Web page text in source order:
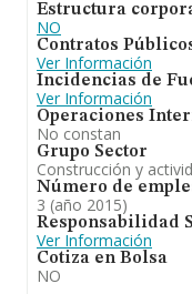
Estructura
NO
Contratos
Ver Información
Incidencias de
Ver Información
Operaciones
No constan
Grupo Sector
Construcción y
Número de
3 (año 2015)
Responsabilidad
Ver Información
Cotiza en Bolsa
NO